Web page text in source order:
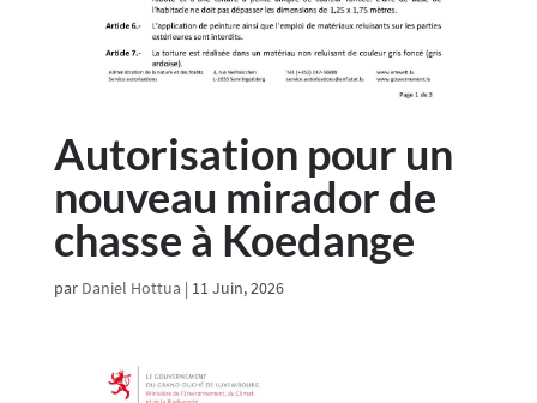
Autorisation pour un
nouveau mirador de
chasse à Koedange
par Daniel Hottua | 11 Juin, 2026